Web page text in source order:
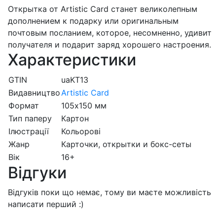
Открытка от Artistic Card станет великолепным
дополнением к подарку или оригинальным
почтовым посланием, которое, несомненно, удивит
получателя и подарит заряд хорошего настроения.
Характеристики
GTIN
uaKT13
ВидавництвоArtistic Card
Формат
105х150 мм
Тип паперу
Картон
Ілюстрації
Кольорові
Жанр
Карточки, открытки и бокс-сеты
Вік
16+
Відгуки
Відгуків поки що немає, тому ви маєте можливість
написати перший :)